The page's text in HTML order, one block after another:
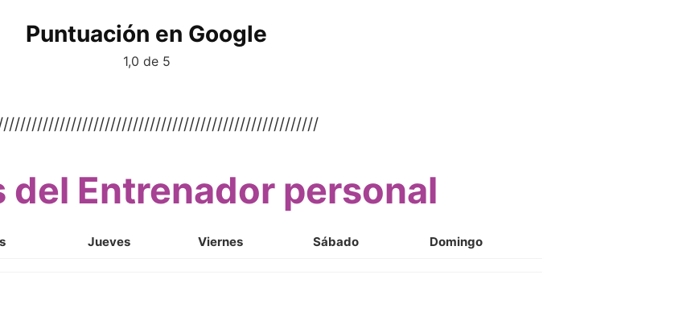
Puntuación en Google
1,0 de 5
del Entrenador personal
Jueves Viernes Sábado Domingo